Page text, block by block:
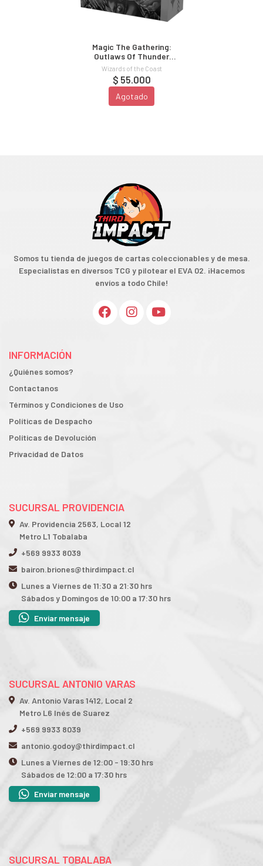
Magic The Gathering:
Outlaws Of Thunder
Junction Bundle
Wizards of the Coast
$ 55.000
Agotado
Somos tu tienda de juegos de cartas coleccionables y de mesa.
Especialistas en diversos TCG y pilotear el EVA 02. ¡Hacemos
envíos a todo Chile!
INFORMACIÓN
¿Quiénes somos?
Contactanos
Términos y Condiciones de Uso
Políticas de Despacho
Políticas de Devolución
Privacidad de Datos
SUCURSAL PROVIDENCIA
Av. Providencia 2563, Local 12
Metro L1 Tobalaba
+569 9933 8039
bairon.briones@thirdimpact.cl
Lunes a Viernes de 11:30 a 21:30 hrs
Sábados y Domingos de 10:00 a 17:30 hrs
Enviar mensaje
SUCURSAL ANTONIO VARAS
Av. Antonio Varas 1412, Local 2
Metro L6 Inés de Suarez
+569 9933 8039
antonio.godoy@thirdimpact.cl
Lunes a Viernes de 12:00 - 19:30 hrs
Sábados de 12:00 a 17:30 hrs
Enviar mensaje
SUCURSAL TOBALABA